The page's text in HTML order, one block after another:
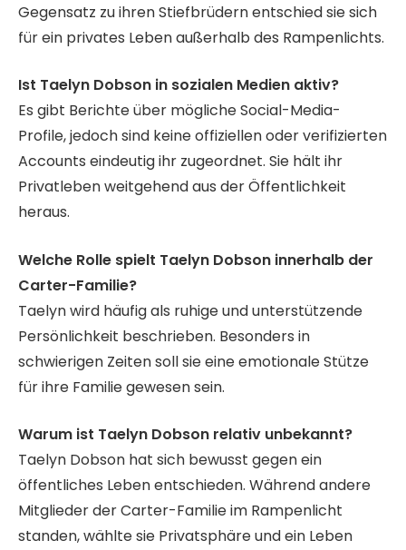
Gegensatz zu ihren Stiefbrüdern entschied sie sich
für ein privates Leben außerhalb des Rampenlichts.
Ist Taelyn Dobson in sozialen Medien aktiv?
Es gibt Berichte über mögliche Social-Media-
Profile, jedoch sind keine offiziellen oder verifizierten
Accounts eindeutig ihr zugeordnet. Sie hält ihr
Privatleben weitgehend aus der Öffentlichkeit
heraus.
Welche Rolle spielt Taelyn Dobson innerhalb der
Carter-Familie?
Taelyn wird häufig als ruhige und unterstützende
Persönlichkeit beschrieben. Besonders in
schwierigen Zeiten soll sie eine emotionale Stütze
für ihre Familie gewesen sein.
Warum ist Taelyn Dobson relativ unbekannt?
Taelyn Dobson hat sich bewusst gegen ein
öffentliches Leben entschieden. Während andere
Mitglieder der Carter-Familie im Rampenlicht
standen, wählte sie Privatsphäre und ein Leben